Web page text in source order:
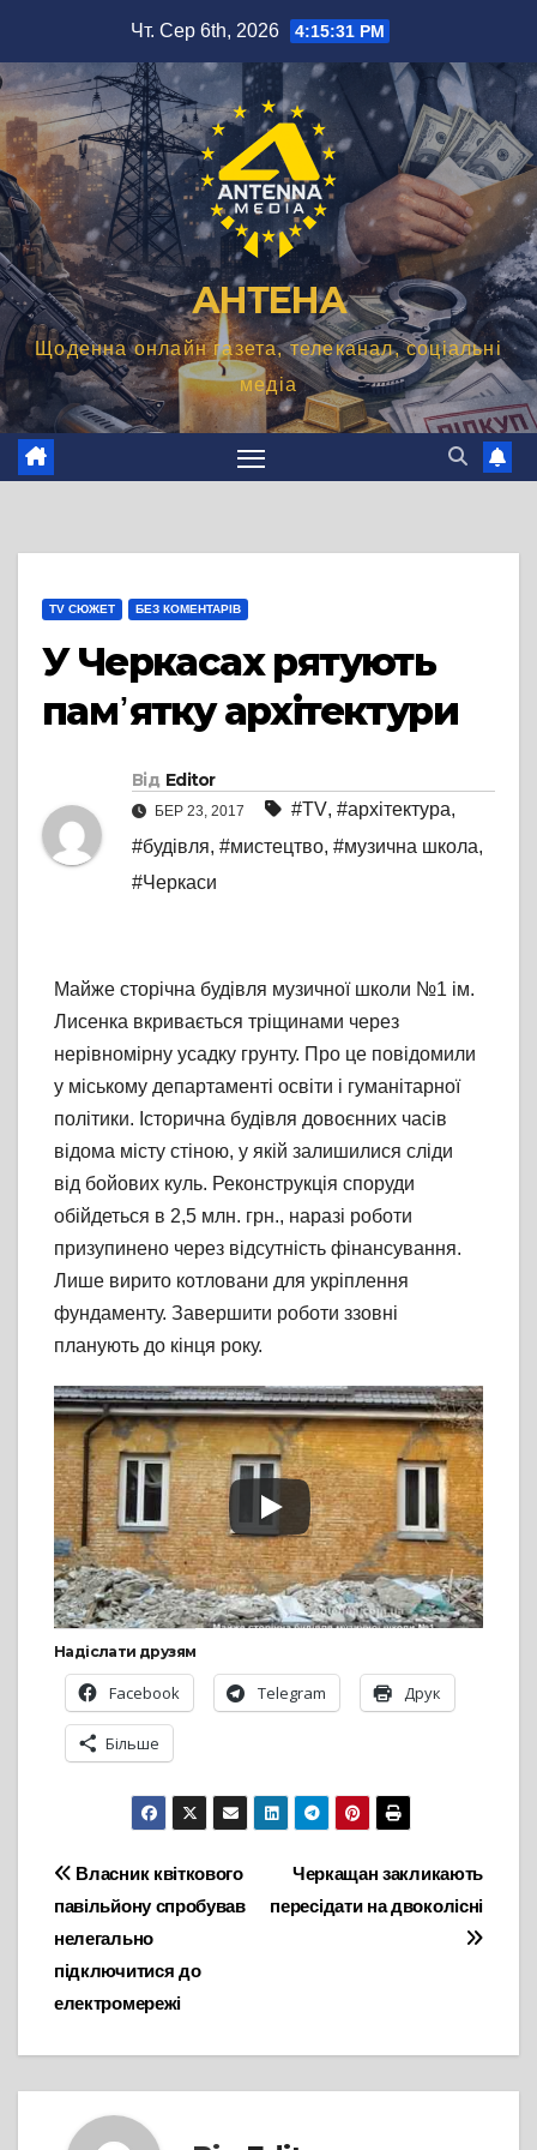
вмісту
Чт. Сер 6th, 2026 4:15:32 PM
АНТЕНА
Щоденна онлайн газета, телеканал, соціальні
медіа
TV СЮЖЕТ БЕЗ КОМЕНТАРІВ
У Черкасах рятують
пам᾽ятку архітектури
Від Editor
БЕР 23, 2017 #TV, #архітектура,
#будівля, #мистецтво, #музична школа,
#Черкаси
Майже сторічна будівля музичної школи №1 ім.
Лисенка вкривається тріщинами через
нерівномірну усадку грунту. Про це повідомили
у міському департаменті освіти і гуманітарної
політики. Історична будівля довоєнних часів
відома місту стіною, у якій залишилися сліди
від бойових куль. Реконструкція споруди
обійдеться в 2,5 млн. грн., наразі роботи
призупинено через відсутність фінансування.
Лише вирито котловани для укріплення
фундаменту. Завершити роботи ззовні
планують до кінця року.
Надіслати друзям
Facebook Telegram Друк
Більше
Навігація
записів
Черкащан закликають
пересідати на двоколісні
Власник квіткового
павільйону спробував
нелегально
підключитися до
електромережі